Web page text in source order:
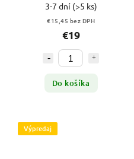
3-7 dní (>5 ks)
€15,45 bez DPH
€19
Do košíka
Výpredaj